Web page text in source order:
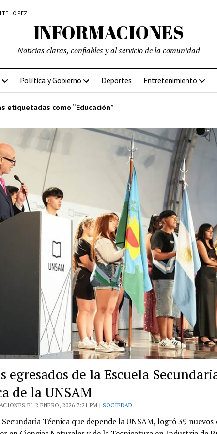
LÓPEZ
INFORMACIONES
Noticias claras, confiables y al servicio de la comunidad
Política y Gobierno Deportes Entretenimiento
etiquetadas como “Educación”
egresados de la Escuela
de la UNSAM
EL 2 ENERO, 2026 7:21 PM | SOCIEDAD
Secundaria Técnica que depende la UNSAM, logró 39 nuevos